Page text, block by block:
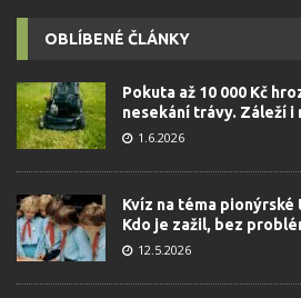
OBLÍBENÉ ČLÁNKY
Pokuta až 10 000 Kč
nesekání trávy. Záleží
1.6.2026
Kvíz na téma
Kdo je zažil, bez
12.5.2026